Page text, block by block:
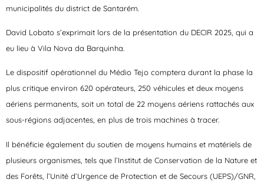
municipalités du district de Santarém.
David Lobato s’exprimait lors de la présentation du DECIR 2025, qui a
eu lieu à Vila Nova da Barquinha.
Le dispositif opérationnel du Médio Tejo comptera durant la phase la
plus critique environ 620 opérateurs, 250 véhicules et deux moyens
aériens permanents, soit un total de 22 moyens aériens rattachés aux
sous-régions adjacentes, en plus de trois machines à tracer.
Il bénéficie également du soutien de moyens humains et matériels de
plusieurs organismes, tels que l’Institut de Conservation de la Nature et
des Forêts, l’Unité d’Urgence de Protection et de Secours (UEPS)/GNR,